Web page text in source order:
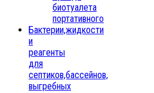
биотуалета
портативного
Бактерии,жидкости
и
реагенты
для
септиков,бассейнов,
выгребных